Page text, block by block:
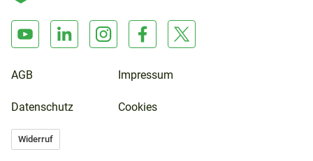
AGB Impressum
Datenschutz Cookies
Widerruf